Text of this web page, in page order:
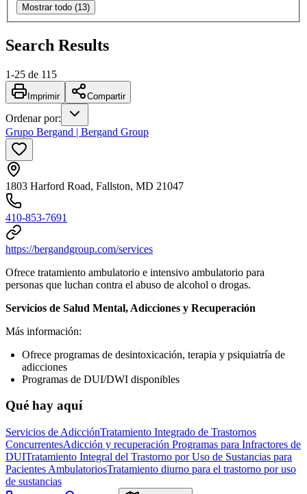
Mostrar todo (13)
Search Results
1-25 de 115
Imprimir Compartir
Ordenar por:
Grupo Bergand | Bergand Group
1803 Harford Road, Fallston, MD 21047
410-853-7691
https://bergandgroup.com/services
Ofrece tratamiento ambulatorio e intensivo ambulatorio para
personas que luchan contra el abuso de alcohol o drogas.
Servicios de Salud Mental, Adicciones y Recuperación
Más información:
Ofrece programas de desintoxicación, terapia y psiquiatría de
adicciones
Programas de DUI/DWI disponibles
Qué hay aquí
Servicios de AdicciónTratamiento Integrado de Trastornos
ConcurrentesAdicción y recuperación Programas para Infractores de
DUITratamiento Integral del Trastorno por Uso de Sustancias para
Pacientes AmbulatoriosTratamiento diurno para el trastorno por uso
de sustancias